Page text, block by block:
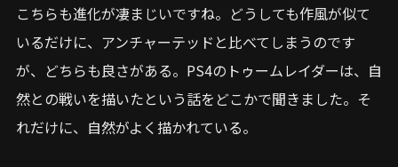
こちらも進化が凄まじいですね。どうしても作風が似て
いるだけに、アンチャーテッドと比べてしまうのです
が、どちらも良さがある。PS4のトゥームレイダーは、自
然との戦いを描いたという話をどこかで聞きました。そ
れだけに、自然がよく描かれている。